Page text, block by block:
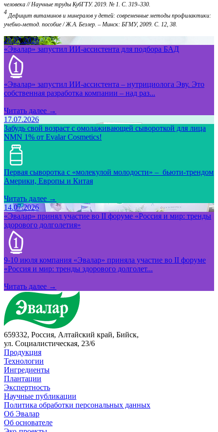
человека // Научные труды КубГТУ. 2019. № 1. С. 319–330.
4 Дефицит витаминов и минералов у детей: современные методы профилактики:
учебно-метод. пособие / Ж.А. Безлер. – Минск: БГМУ, 2009. С. 12, 38.
28.07.2026
«Эвалар» запустил ИИ-ассистента для подбора БАД
«Эвалар» запустил ИИ-ассистента – нутрициолога Эву. Это
собственная разработка компании – над раз...
Читать далее →
17.07.2026
Забудь свой возраст с омолаживающей сывороткой для лица
NMN 1% от Evalar Cosmetics!
Первая сыворотка с «молекулой молодости» – бьюти-трендом
Америки, Европы и Китая
Читать далее →
14.07.2026
«Эвалар» принял участие во II форуме «Россия и мир: тренды
здорового долголетия»
9-10 июля компания «Эвалар» приняла участие во II форуме
«Россия и мир: тренды здорового долголет...
Читать далее →
659332, Россия, Алтайский край, Бийск,
ул. Социалистическая, 23/6
Продукция
Технологии
Ингредиенты
Плантации
Экспертность
Научные публикации
Политика обработки персональных данных
Об Эвалар
Об основателе